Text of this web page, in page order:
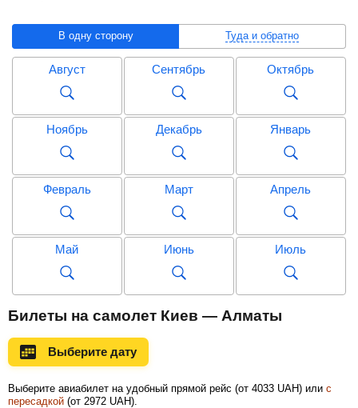
В одну сторону Туда и обратно
Август Сентябрь Октябрь
Ноябрь Декабрь Январь
Февраль Март Апрель
Май Июнь Июль
Сентябрь
Ноябрь
Билеты на самолет Киев — Алматы
Выберите дату
Выберите авиабилет на удобный прямой рейс (от 4033 UAH) или с
пересадкой (от 2972 UAH).